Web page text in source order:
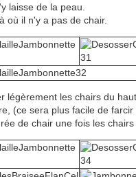
laisse de la peau.
où il n'y a pas de chair.
légèrement les chairs du
(ce sera plus facile de farcir
de chair une fois les chairs